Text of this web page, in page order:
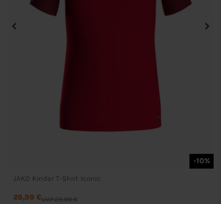
-10%
JAKO Kinder T-Shirt Iconic
UVP 29,99 €
26,99 €